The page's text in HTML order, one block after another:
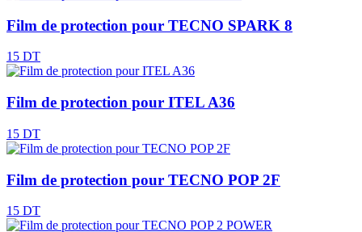
Film de protection pour TECNO SPARK 8
15 DT
Film de protection pour ITEL A36
15 DT
Film de protection pour TECNO POP 2F
15 DT